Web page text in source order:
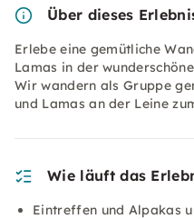
Über dieses
Erlebe eine gemütliche
Lamas in der
Wir wandern als Gruppe
und Lamas an der Leine
Wie läuft das
Eintreffen und Alpakas